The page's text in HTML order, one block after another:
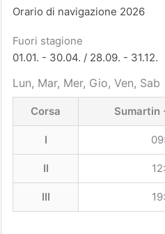
Orario di navigazione 2026
Fuori stagione
01.01. - 30.04. / 28.09. - 31.12.
Lun, Mar, Mer, Gio, Ven, Sab
Corsa Sumartin
I
II
III